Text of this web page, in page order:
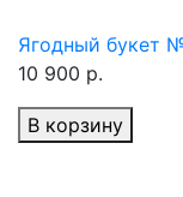
Ягодный букет
10 900 р.
В корзину